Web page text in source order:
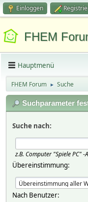
Einloggen
FHEM
Hauptmenü
FHEM Forum ► Suche
Suchparameter
Suche nach:
z.B. Computer "Spiele PC" -
Übereinstimmung:
Nach Benutzer: